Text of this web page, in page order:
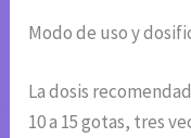
Modo de uso y
La dosis
10 a 15 gotas, tres